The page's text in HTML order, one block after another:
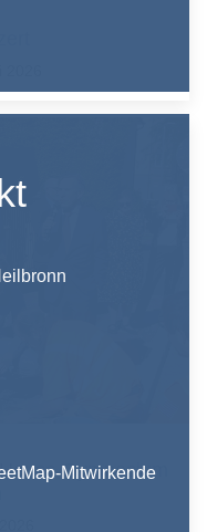
Gymnasium
Mitwirkende